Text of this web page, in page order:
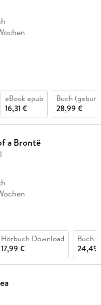
eBook epub
16,31 €
Buch
28,99 €
a Brontë
Hörbuch Download
17,99 €
Buch
24,49